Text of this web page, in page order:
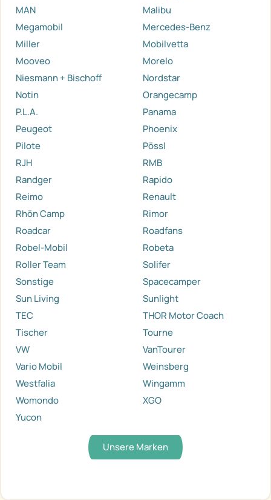
MAN
Malibu
Megamobil
Mercedes-Benz
Miller
Mobilvetta
Mooveo
Morelo
Niesmann + Bischoff
Nordstar
Notin
Orangecamp
P.L.A.
Panama
Peugeot
Phoenix
Pilote
Pössl
RJH
RMB
Randger
Rapido
Reimo
Renault
Rhön Camp
Rimor
Roadcar
Roadfans
Robel-Mobil
Robeta
Roller Team
Solifer
Sonstige
Spacecamper
Sun Living
Sunlight
TEC
THOR Motor Coach
Tischer
Tourne
VW
VanTourer
Vario Mobil
Weinsberg
Westfalia
Wingamm
Womondo
XGO
Yucon
Unsere Marken